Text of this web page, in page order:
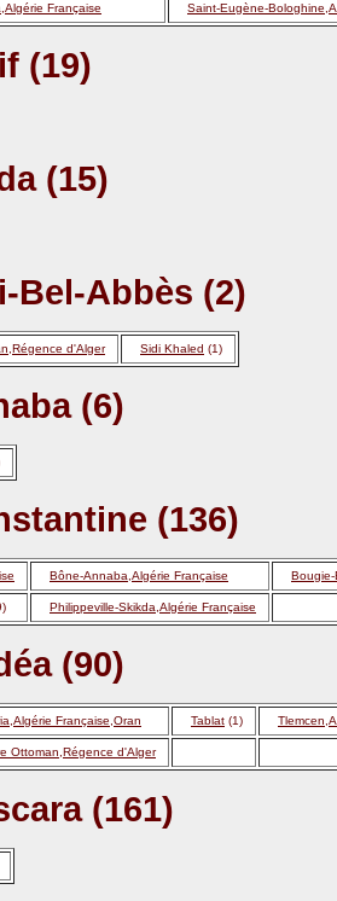
Française Saint-Eugène-
(19)
(15)
Bel-Abbès (2)
d'Alger Sidi Khaled (1)
(6)
(136)
Bône-Annaba,Algérie Française
Philippeville-Skikda,Algérie Française
(90)
Française,Oran Tablat (1)
Ottoman,Régence d'Alger
(161)